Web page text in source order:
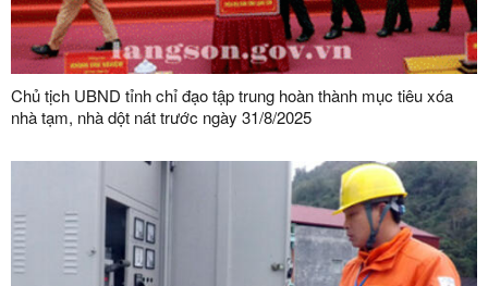
Chủ tịch UBND tỉnh chỉ đạo tập trung hoàn thành mục tiêu xóa
nhà tạm, nhà dột nát trước ngày 31/8/2025